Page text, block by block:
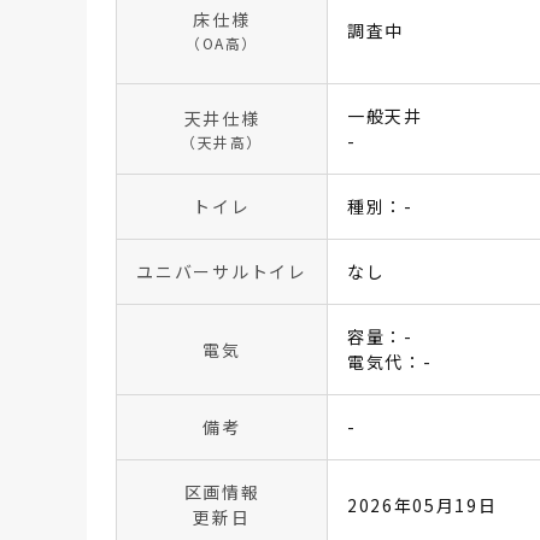
床仕様
（OA高）
調査中
天井仕様
（天井高）
一般天井
-
トイレ 種別：-
ユニバーサルトイレ なし
電気
容量：-
電気代：-
備考 -
区画情報
更新日
2026年05月19日